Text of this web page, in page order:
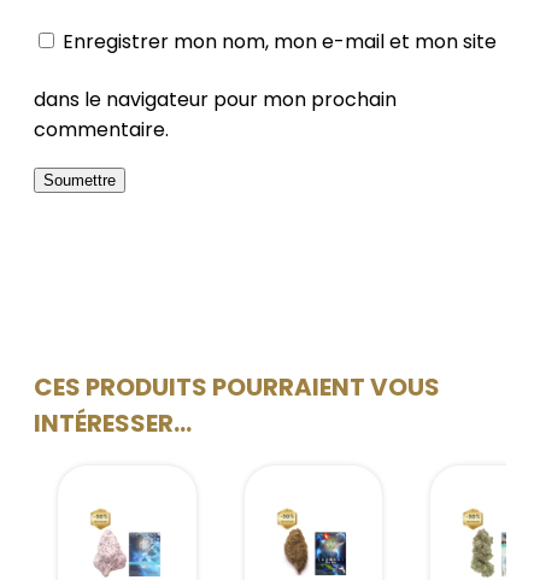
Enregistrer mon nom, mon e-mail et mon site
dans le navigateur pour mon prochain
commentaire.
CES PRODUITS POURRAIENT VOUS
INTÉRESSER...